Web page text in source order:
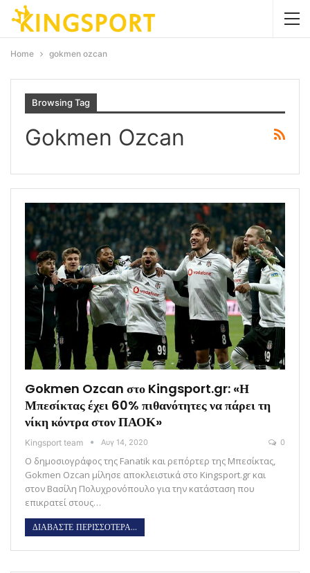
Home gokmen ozcan
Browsing Tag
Gokmen Ozcan
Gokmen Ozcan στο Kingsport.gr: «Η
Μπεσίκτας έχει 60% πιθανότητες να πάρει τη
νίκη κόντρα στον ΠΑΟΚ»
Kingsport team Αυγ 14, 2020 0
Ο δημοσιογράφος της Fanatik και ρεπόρτερ της Μπεσίκτας,
Gokmen Ozcan μίλησε αποκλειστικά στο Kingsport.gr και
στον Βασίλη Πολυχρονόπουλο για την κατάσταση που
επικρατεί στους…
ΔΙΑΒΑΣΤΕ ΠΕΡΙΣΣΟΤΕΡΑ...